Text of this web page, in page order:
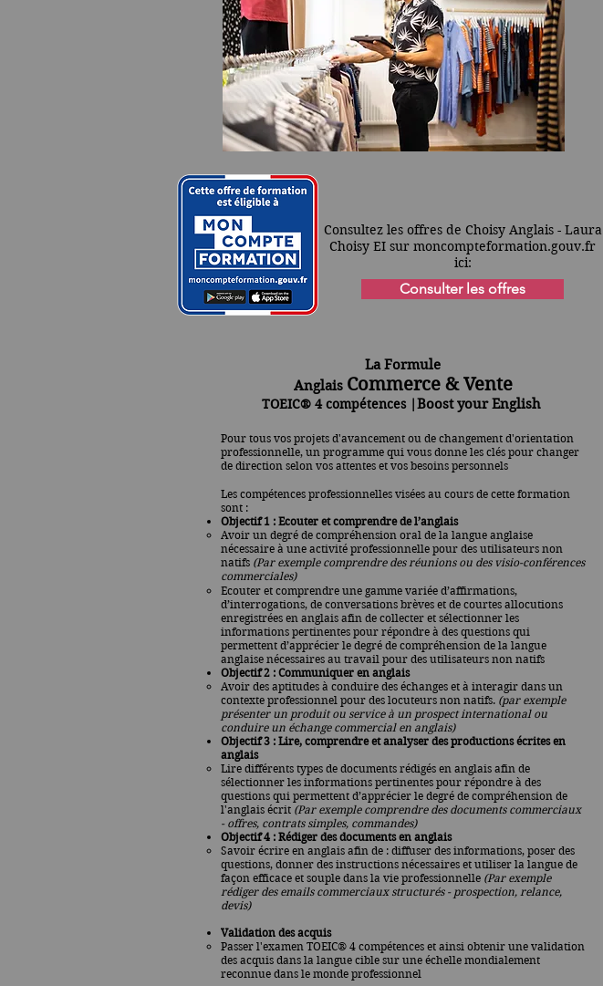
Consultez les offres de Choisy Anglais - Laura
Choisy EI sur moncompteformation.gouv.fr
ici:
Consulter les offres
La Formule
Anglais Commerce & Vente
TOEIC® 4 compétences |Boost your English
Pour tous vos projets d'avancement ou de changement d'orientation
professionnelle, un programme qui vous donne les clés pour changer
de direction selon vos attentes et vos besoins personnels
Les compétences professionnelles visées au cours de cette formation
sont :
Objectif 1 : Ecouter et comprendre de l’anglais
Avoir un degré de compréhension oral de la langue anglaise
nécessaire à une activité professionnelle pour des utilisateurs non
natifs (Par exemple comprendre des réunions ou des visio-conférences
commerciales)
Ecouter et comprendre une gamme variée d’affirmations,
d’interrogations, de conversations brèves et de courtes allocutions
enregistrées en anglais afin de collecter et sélectionner les
informations pertinentes pour répondre à des questions qui
permettent d’apprécier le degré de compréhension de la langue
anglaise nécessaires au travail pour des utilisateurs non natifs
Objectif 2 : Communiquer en anglais
Avoir des aptitudes à conduire des échanges et à interagir dans un
contexte professionnel pour des locuteurs non natifs. (par exemple
présenter un produit ou service à un prospect international ou
conduire un échange commercial en anglais)
Objectif 3 : Lire, comprendre et analyser des productions écrites en
anglais​
Lire différents types de documents rédigés en anglais afin de
sélectionner les informations pertinentes pour répondre à des
questions qui permettent d’apprécier le degré de compréhension de
l'anglais écrit (Par exemple comprendre des documents commerciaux
- offres, contrats simples, commandes)
Objectif 4 : Rédiger des documents en anglais
Savoir écrire en anglais afin de : diffuser des informations, poser des
questions, donner des instructions nécessaires et utiliser la langue de
façon efficace et souple dans la vie professionnelle (Par exemple
rédiger des emails commerciaux structurés - prospection, relance,
devis)
Validation des acquis
Passer l'examen TOEIC® 4 compétences et ainsi obtenir une validation
des acquis dans la langue cible sur une échelle mondialement
reconnue dans le monde professionnel